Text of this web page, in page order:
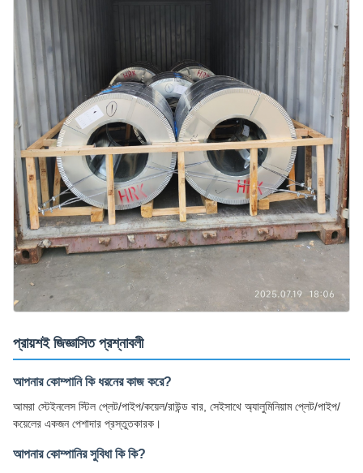
প্রায়শই জিজ্ঞাসিত প্রশ্নাবলী
আপনার কোম্পানি কি ধরনের কাজ করে?
আমরা স্টেইনলেস স্টিল প্লেট/পাইপ/কয়েল/রাউন্ড বার, সেইসাথে অ্যালুমিনিয়াম প্লেট/পাইপ/
কয়েলের একজন পেশাদার প্রস্তুতকারক।
আপনার কোম্পানির সুবিধা কি কি?